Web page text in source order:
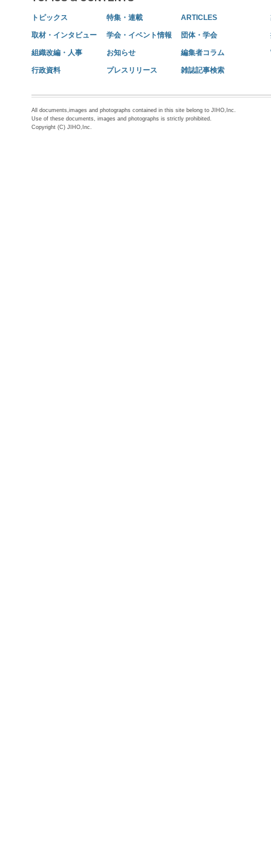
トピックス 特集・連載 ARTICLES
取材・インタビュー 学会・イベント情報 団体・学会
組織改編・人事 お知らせ 編集者コラム
行政資料 プレスリリース 雑誌記事検索
All documents,images and photographs contained in this site belong to JIHO,Inc.
Use of these documents, images and photographs is strictly prohibited.
Copyright (C) JIHO,Inc.